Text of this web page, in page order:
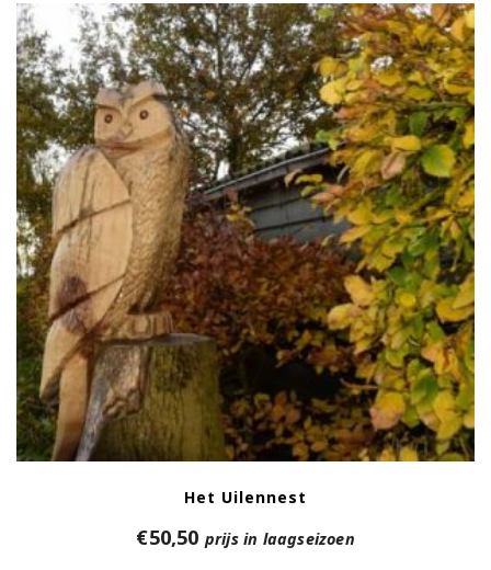
Het Uilennest
€50,50 prijs in laagseizoen